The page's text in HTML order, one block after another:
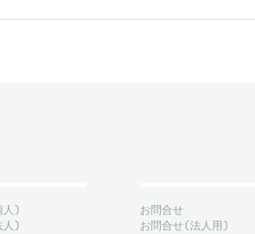
人)
人)
お問合せ
お問合せ(法人用)